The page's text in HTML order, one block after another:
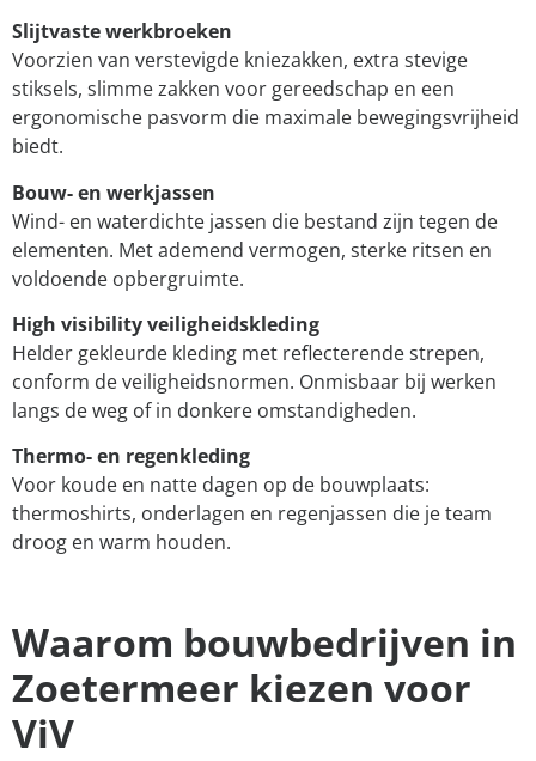
Slijtvaste werkbroeken
Voorzien van verstevigde kniezakken, extra stevige
stiksels, slimme zakken voor gereedschap en een
ergonomische pasvorm die maximale bewegingsvrijheid
biedt.
Bouw- en werkjassen
Wind- en waterdichte jassen die bestand zijn tegen de
elementen. Met ademend vermogen, sterke ritsen en
voldoende opbergruimte.
High visibility veiligheidskleding
Helder gekleurde kleding met reflecterende strepen,
conform de veiligheidsnormen. Onmisbaar bij werken
langs de weg of in donkere omstandigheden.
Thermo- en regenkleding
Voor koude en natte dagen op de bouwplaats:
thermoshirts, onderlagen en regenjassen die je team
droog en warm houden.
Waarom bouwbedrijven in
Zoetermeer kiezen voor
ViV